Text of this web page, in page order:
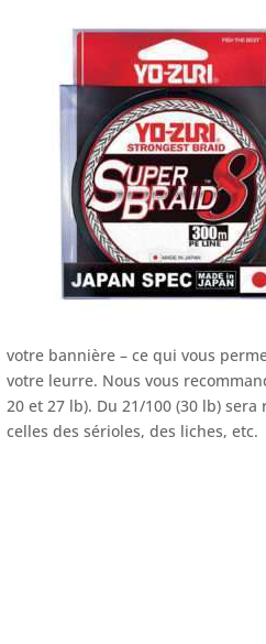
votre bannière – ce qui vous
votre leurre. Nous vous
20 et 27 lb). Du 21/100 (30 lb)
celles des sérioles, des liches, etc.